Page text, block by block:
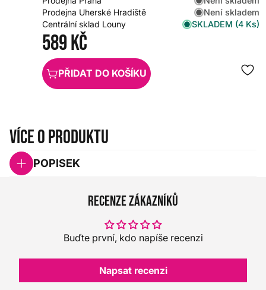
Prodejna Uherské Hradiště
Není skladem
Centrální sklad Louny
SKLADEM (4 Ks)
589 Kč
PŘIDAT DO KOŠÍKU
Více o produktu
POPISEK
Recenze zákazníků
Buďte první, kdo napíše recenzi
Napsat recenzi